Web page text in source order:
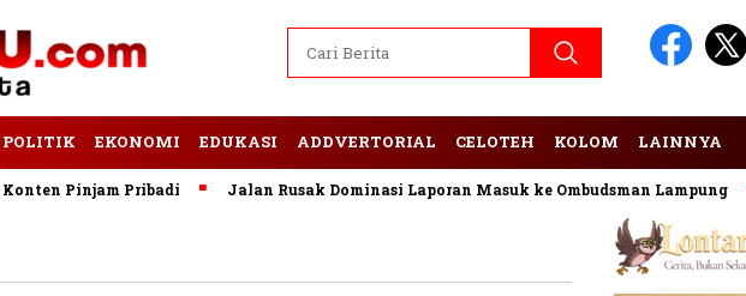
POLITIK EKONOMI EDUKASI ADDVERTORIAL CELOTEH KOLOM LAINNYA
Pinjam Pribadi Jalan Rusak Dominasi Laporan Masuk ke Ombudsman Lampung